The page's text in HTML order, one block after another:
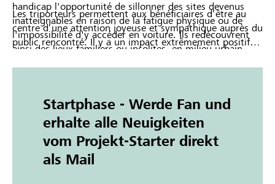
FR IT
handicap l'opportunité de sillonner des sites devenus
inatteignables en raison de la fatigue physique ou de
l'impossibilité d'y accéder en voiture. Ils redécouvrent
ainsi des lieux familiers ou insolites, en milieu urbain
Les triporteurs permettent aux bénéficiaires d’être au
centre d’une attention joyeuse et sympathique auprès du
public rencontré. Il y a un impact extrêmement positif
Startphase - Werde Fan und
erhalte alle Neuigkeiten
vom Projekt-Starter direkt
als Mail